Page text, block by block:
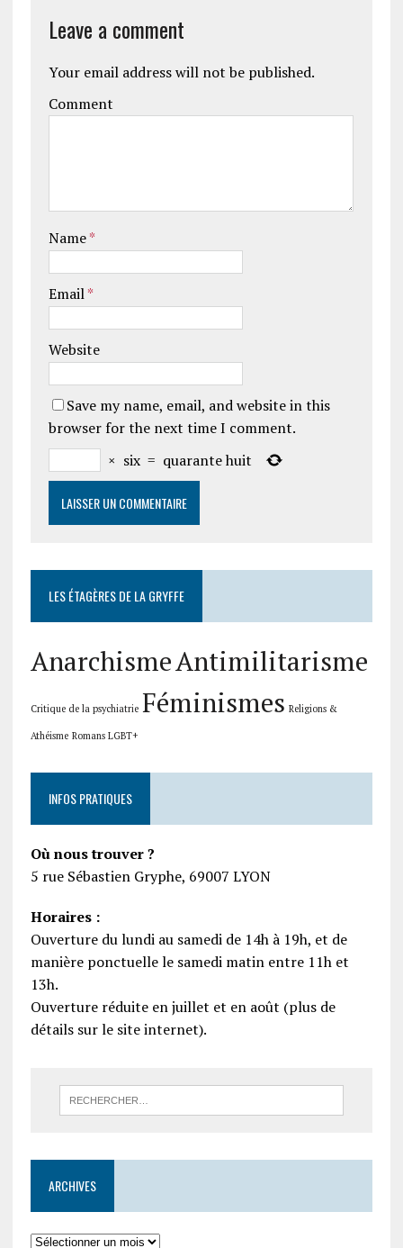
Leave a comment
Your email address will not be published.
Comment
Name*
Email*
Website
Save my name, email, and website in this
browser for the next time I comment.
× six = quarante huit
LES ÉTAGÈRES DE LA GRYFFE
AnarchismeAntimilitarisme
Critique de la psychiatrie Féminismes Religions &
Athéisme Romans LGBT+
INFOS PRATIQUES
Où nous trouver ?
5 rue Sébastien Gryphe, 69007 LYON
Horaires :
Ouverture du lundi au samedi de 14h à 19h, et de
manière ponctuelle le samedi matin entre 11h et
13h.
Ouverture réduite en juillet et en août (plus de
détails sur le site internet).
ARCHIVES